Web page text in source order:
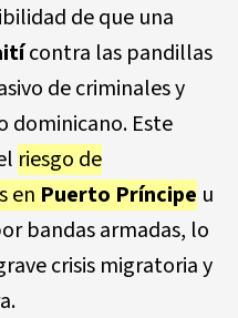
de que una
contra las pandillas
de criminales y
dominicano. Este
riesgo de
en Puerto Príncipe u
bandas armadas, lo
crisis migratoria y